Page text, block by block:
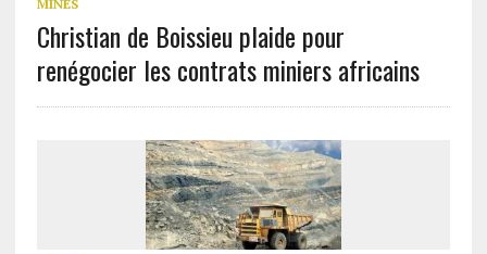
MINES
Christian de Boissieu plaide pour
renégocier les contrats miniers africains